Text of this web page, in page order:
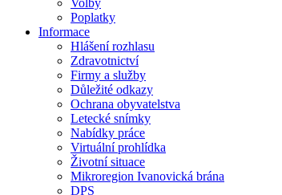
Volby
Poplatky
Informace
Hlášení rozhlasu
Zdravotnictví
Firmy a služby
Důležité odkazy
Ochrana obyvatelstva
Letecké snímky
Nabídky práce
Virtuální prohlídka
Životní situace
Mikroregion Ivanovická brána
DPS